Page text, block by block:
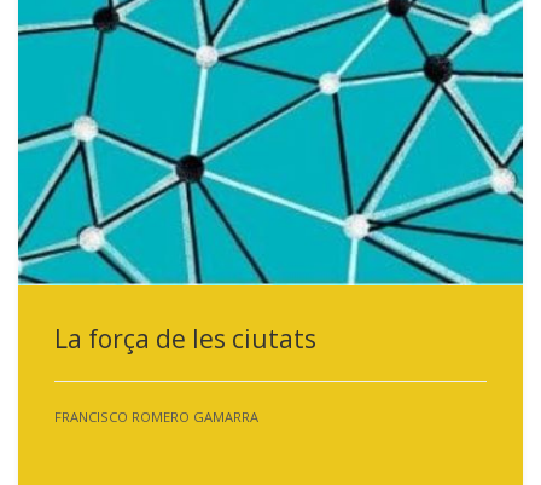
La força de les ciutats
FRANCISCO ROMERO GAMARRA